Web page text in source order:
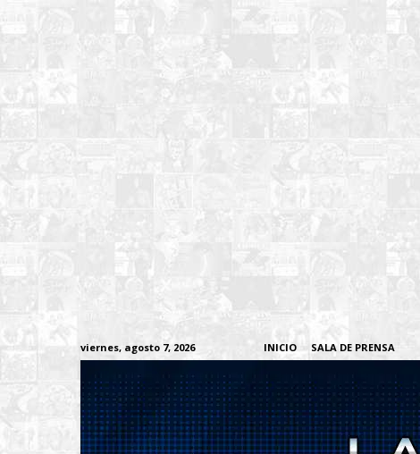
viernes, agosto 7, 2026 INICIO SALA DE PRENSA